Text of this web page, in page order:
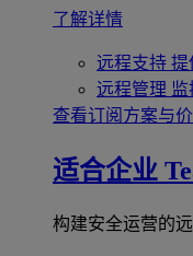
了解详情
远程支持 提
远程管理
查看订阅方案与
适合企业
构建安全运营的